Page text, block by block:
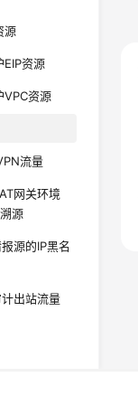
源
EIP资源
VPC资源
流量
网关环境
源
源的IP黑名
出站流量